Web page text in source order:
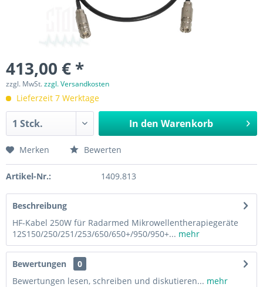
413,00 € *
zzgl. MwSt.zzgl. Versandkosten
Lieferzeit 7 Werktage
In den Warenkorb
Merken Bewerten
Artikel-Nr.: 1409.813
Beschreibung
HF-Kabel 250W für Radarmed Mikrowellentherapiegeräte
12S150/250/251/253/650/650+/950/950+... mehr
Bewertungen
0
Bewertungen lesen, schreiben und diskutieren... mehr